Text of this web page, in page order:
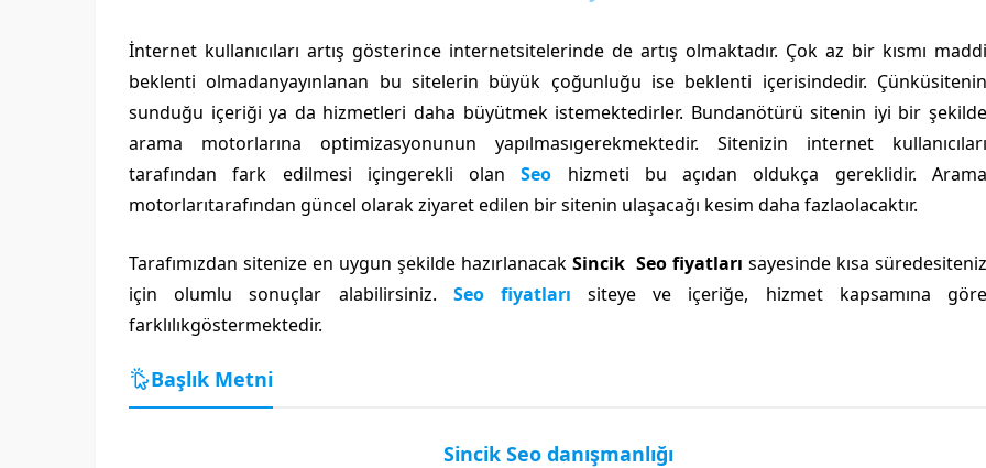
İnternet kullanıcıları artış gösterince internetsitelerinde de artış olmaktadır. Çok az bir kısmı maddi
beklenti olmadanyayınlanan bu sitelerin büyük çoğunluğu ise beklenti içerisindedir. Çünküsitenin
sunduğu içeriği ya da hizmetleri daha büyütmek istemektedirler. Bundanötürü sitenin iyi bir şekilde
arama motorlarına optimizasyonunun yapılmasıgerekmektedir. Sitenizin internet kullanıcıları
tarafından fark edilmesi içingerekli olanSeo hizmeti bu açıdan oldukça gereklidir. Arama
motorlarıtarafından güncel olarak ziyaret edilen bir sitenin ulaşacağı kesim daha fazlaolacaktır.
Tarafımızdan sitenize en uygun şekilde hazırlanacak Sincik Seo fiyatları sayesinde kısa süredesiteniz
için olumlu sonuçlar alabilirsiniz. Seo fiyatları siteye ve içeriğe, hizmet kapsamına göre
farklılıkgöstermektedir.
Başlık Metni
Sincik Seo danışmanlığı